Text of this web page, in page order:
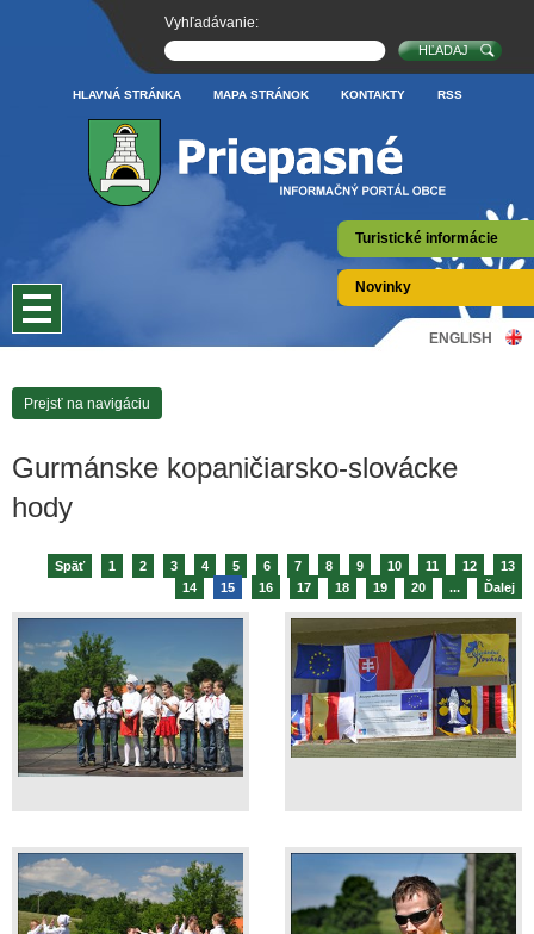
Turistické informácie
Novinky
HLAVNÁ STRÁNKA MAPA STRÁNOK KONTAKTY RSS
Vyhľadávanie:
ENGLISH
Prejsť na navigáciu
Gurmánske kopaničiarsko-slovácke
hody
Späť 1 2 3 4 5 6 7 8 9 10 11 12
13
14
15 16 17 18 19 20 ... Ďalej